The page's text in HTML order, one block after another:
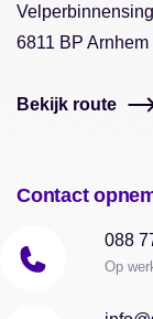
6811 BP Arnhem
Bekijk route
Contact
088
Op